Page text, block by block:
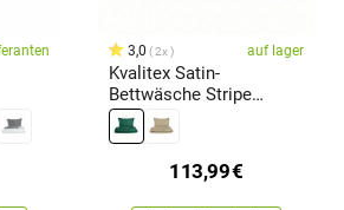
140
3,0 2x auf lager
Kvalitex Satin-
Bettwäsche Stripe
Dunkelgrün, 240 x 220
cm, 2 St. 70 x 90 cm
113,99€